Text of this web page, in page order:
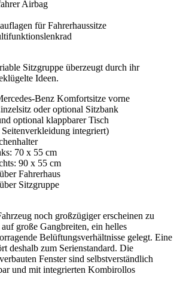
Airbag
für Fahrerhaussitze
Sitzgruppe überzeugt durch ihr
Ideen.
Benz Komfortsitze vorne
oder optional Sitzbank
optional klappbarer Tisch
integriert)
70 x 55 cm
90 x 55 cm
Fahrerhaus
Sitzgruppe
noch großzügiger erscheinen zu
große Gangbreiten, ein helles
Belüftungsverhältnisse gelegt. Eine
deshalb zum Serienstandard. Die
Fenster sind selbstverständlich
und mit integrierten Kombirollos